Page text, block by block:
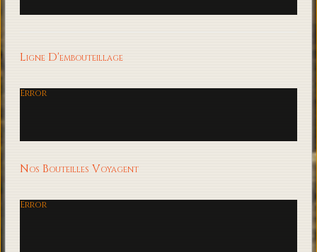
Ligne D'embouteillage
Error
Nos Bouteilles Voyagent
Error